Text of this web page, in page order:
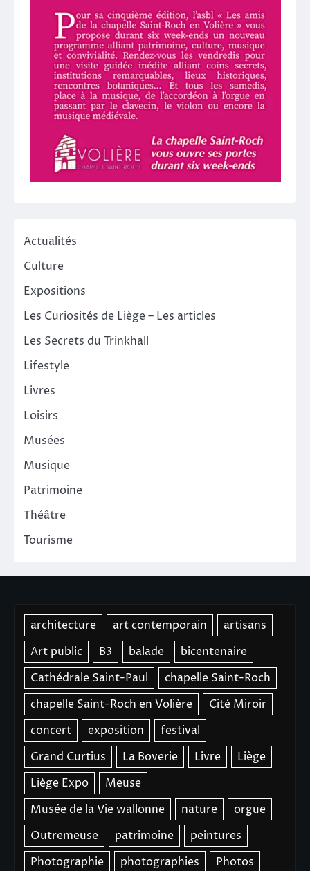
Actualités
Culture
Expositions
Les Curiosités de Liège – Les articles
Les Secrets du Trinkhall
Lifestyle
Livres
Loisirs
Musées
Musique
Patrimoine
Théâtre
Tourisme